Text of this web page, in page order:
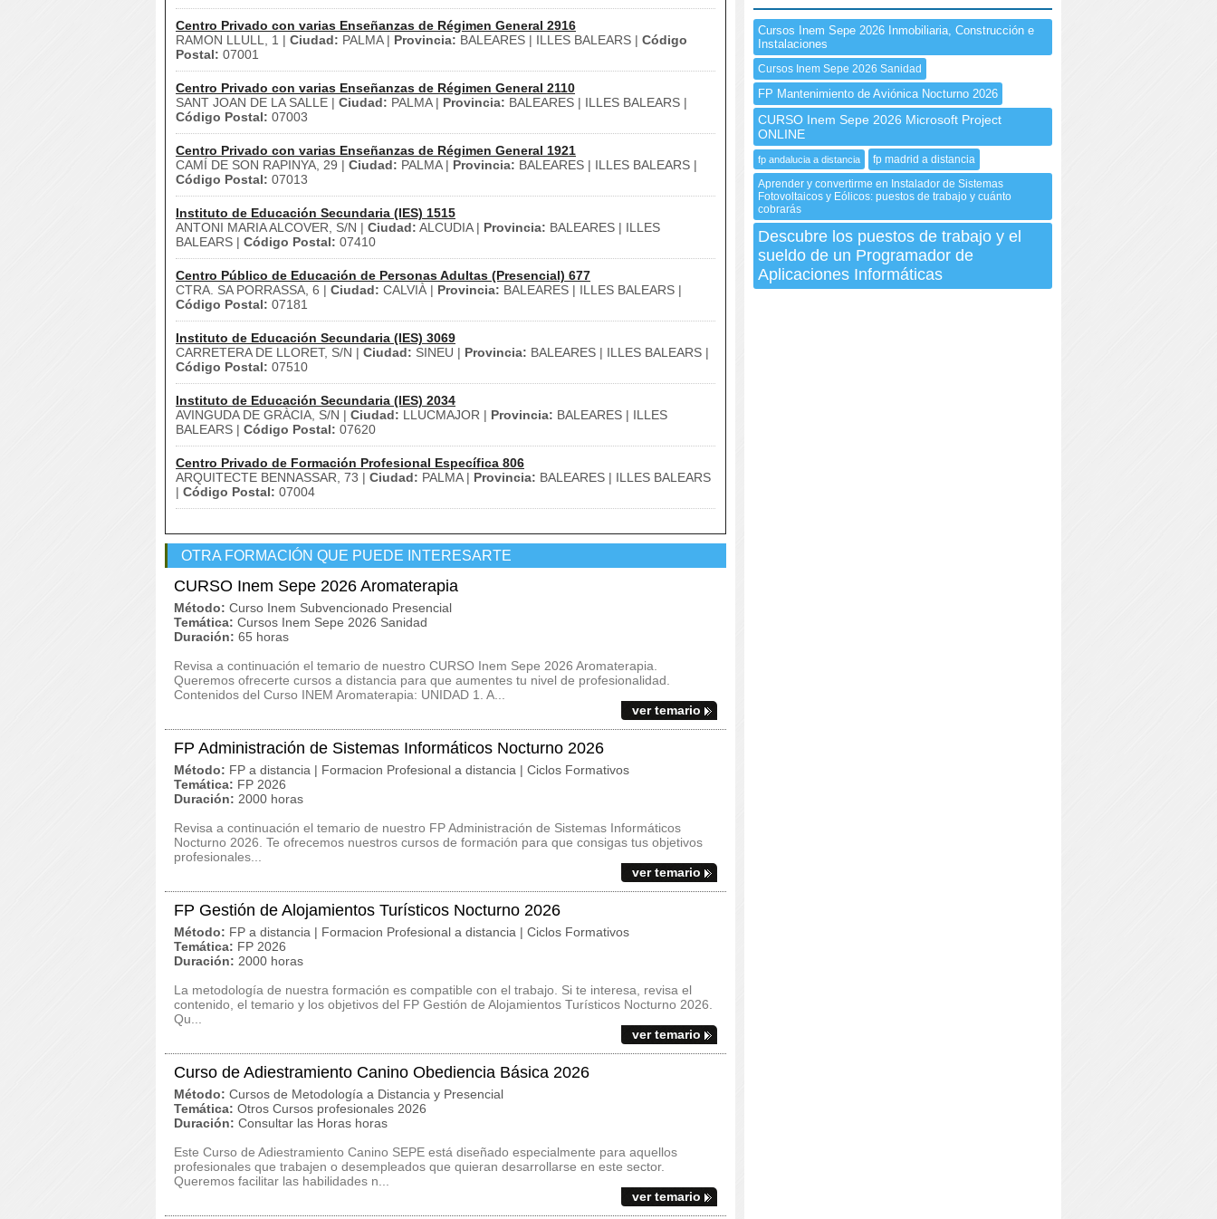
Centro Privado con varias Enseñanzas de Régimen General 2916
RAMON LLULL, 1 | Ciudad: PALMA | Provincia: BALEARES | ILLES BALEARS | Código
Postal: 07001
Centro Privado con varias Enseñanzas de Régimen General 2110
SANT JOAN DE LA SALLE | Ciudad: PALMA | Provincia: BALEARES | ILLES BALEARS |
Código Postal: 07003
Centro Privado con varias Enseñanzas de Régimen General 1921
CAMÍ DE SON RAPINYA, 29 | Ciudad: PALMA | Provincia: BALEARES | ILLES BALEARS |
Código Postal: 07013
Instituto de Educación Secundaria (IES) 1515
ANTONI MARIA ALCOVER, S/N | Ciudad: ALCUDIA | Provincia: BALEARES | ILLES
BALEARS | Código Postal: 07410
Centro Público de Educación de Personas Adultas (Presencial) 677
CTRA. SA PORRASSA, 6 | Ciudad: CALVIÀ | Provincia: BALEARES | ILLES BALEARS |
Código Postal: 07181
Instituto de Educación Secundaria (IES) 3069
CARRETERA DE LLORET, S/N | Ciudad: SINEU | Provincia: BALEARES | ILLES BALEARS |
Código Postal: 07510
Instituto de Educación Secundaria (IES) 2034
AVINGUDA DE GRÀCIA, S/N | Ciudad: LLUCMAJOR | Provincia: BALEARES | ILLES
BALEARS | Código Postal: 07620
Centro Privado de Formación Profesional Específica 806
ARQUITECTE BENNASSAR, 73 | Ciudad: PALMA | Provincia: BALEARES | ILLES BALEARS
| Código Postal: 07004
OTRA FORMACIÓN QUE PUEDE INTERESARTE
CURSO Inem Sepe 2026 Aromaterapia
Método: Curso Inem Subvencionado Presencial
Temática: Cursos Inem Sepe 2026 Sanidad
Duración: 65 horas
Revisa a continuación el temario de nuestro CURSO Inem Sepe 2026 Aromaterapia.
Queremos ofrecerte cursos a distancia para que aumentes tu nivel de profesionalidad.
Contenidos del Curso INEM Aromaterapia: UNIDAD 1. A...
ver temario
FP Administración de Sistemas Informáticos Nocturno 2026
Método: FP a distancia | Formacion Profesional a distancia | Ciclos Formativos
Temática: FP 2026
Duración: 2000 horas
Revisa a continuación el temario de nuestro FP Administración de Sistemas Informáticos
Nocturno 2026. Te ofrecemos nuestros cursos de formación para que consigas tus objetivos
profesionales...
ver temario
FP Gestión de Alojamientos Turísticos Nocturno 2026
Método: FP a distancia | Formacion Profesional a distancia | Ciclos Formativos
Temática: FP 2026
Duración: 2000 horas
La metodología de nuestra formación es compatible con el trabajo. Si te interesa, revisa el
contenido, el temario y los objetivos del FP Gestión de Alojamientos Turísticos Nocturno 2026.
Qu...
ver temario
Curso de Adiestramiento Canino Obediencia Básica 2026
Método: Cursos de Metodología a Distancia y Presencial
Temática: Otros Cursos profesionales 2026
Duración: Consultar las Horas horas
Este Curso de Adiestramiento Canino SEPE está diseñado especialmente para aquellos
profesionales que trabajen o desempleados que quieran desarrollarse en este sector.
Queremos facilitar las habilidades n...
ver temario
Cursos Inem Sepe 2026 Inmobiliaria, Construcción e
Instalaciones
Cursos Inem Sepe 2026 Sanidad
FP Mantenimiento de Aviónica Nocturno 2026
CURSO Inem Sepe 2026 Microsoft Project
ONLINE
fp andalucia a distancia
fp madrid a distancia
Aprender y convertirme en Instalador de Sistemas
Fotovoltaicos y Eólicos: puestos de trabajo y cuánto
cobrarás
Descubre los puestos de trabajo y el
sueldo de un Programador de
Aplicaciones Informáticas